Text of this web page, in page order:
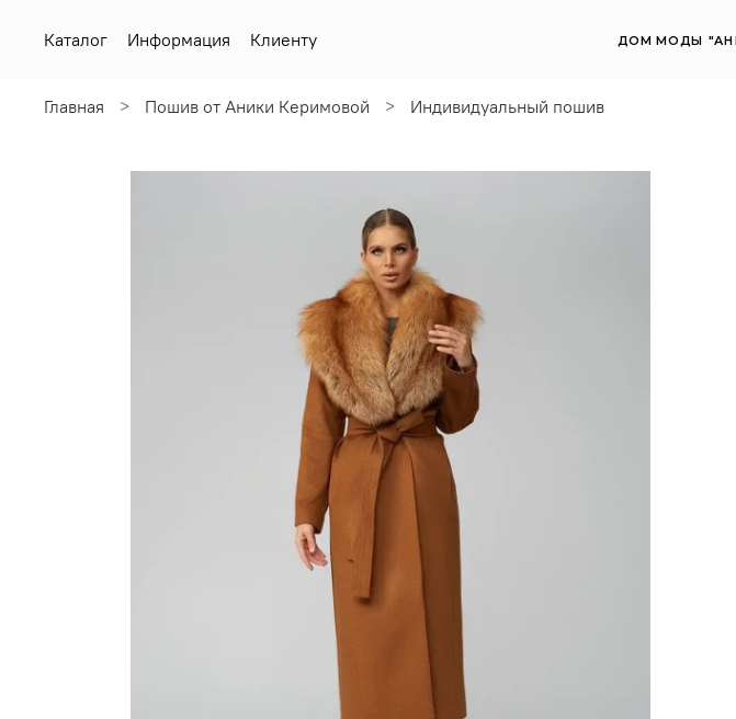
ДОМ МОДЫ
Каталог Информация Клиенту
Главная Пошив от Аники Керимовой Индивидуальный пошив